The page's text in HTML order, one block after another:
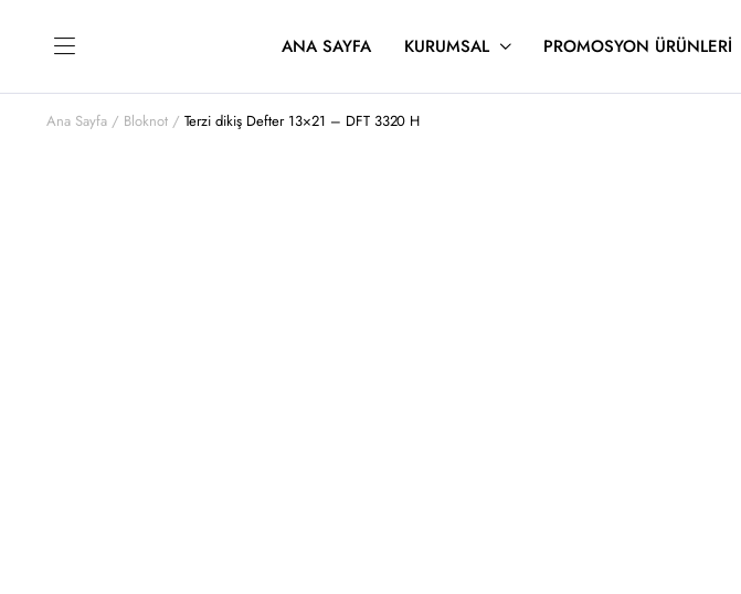
ANA SAYFA KURUMSAL PROMOSYON ÜRÜNLERI
Ana Sayfa Bloknot Terzi dikiş Defter 13×21 – DFT 3320 H